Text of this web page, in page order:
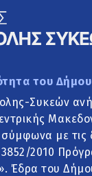
του Δήμου
Συκεών
με τις
2010
Έδρα του Δήμου